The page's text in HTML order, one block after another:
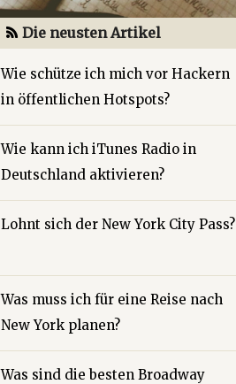
Die neusten Artikel
Wie schütze ich mich vor Hackern
in öffentlichen Hotspots?
Wie kann ich iTunes Radio in
Deutschland aktivieren?
Lohnt sich der New York City Pass?
Was muss ich für eine Reise nach
New York planen?
Was sind die besten Broadway